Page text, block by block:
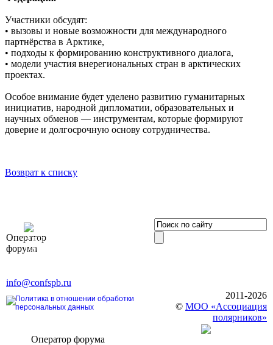
Участники обсудят:
• вызовы и новые возможности для международного
партнёрства в Арктике,
• подходы к формированию конструктивного диалога,
• модели участия внерегиональных стран в арктических
проектах.
Особое внимание будет уделено развитию гуманитарных
инициатив, народной дипломатии, образовательных и
научных обменов — инструментам, которые формируют
доверие и долгосрочную основу сотрудничества.
Возврат к списку
Оператор
форума
Элит»
196191, г. Санкт-Петербург,
info@confspb.ru
Политика в отношении обработки
персональных данных
2011-2026
© МОО «Ассоциация
полярников»
Оператор форума